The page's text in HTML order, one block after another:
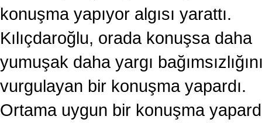
konuşma yapıyor algısı yarattı.
Kılıçdaroğlu, orada konuşsa daha
yumuşak daha yargı
vurgulayan bir konuşma yapardı.
Ortama uygun bir konuşma